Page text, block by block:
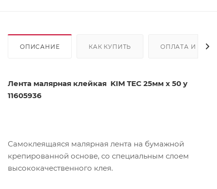
ОПИСАНИЕ КАК КУПИТЬ ОПЛАТА И
Лента малярная клейкая KIM TEC 25мм х 50 y
11605936
Самоклеящаяся малярная лента на бумажной
крепированной основе, со специальным слоем
высококачественного клея.